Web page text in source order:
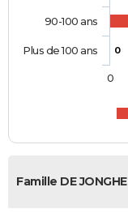
0
90-100 ans
Plus de 100 ans
0
Famille DE JONGHE